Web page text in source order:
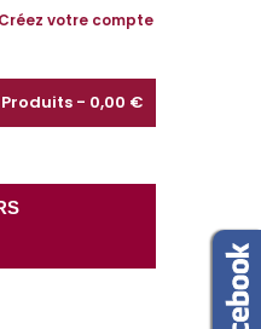
Créez votre compte
Produits - 0,00 €